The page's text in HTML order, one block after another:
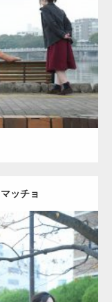
細マッチョ) 背中
ッチョ
細マッチョ) 腹筋